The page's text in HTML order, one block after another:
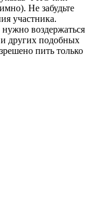
Не забудьте
участника.
воздержаться
других подобных
пить только